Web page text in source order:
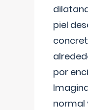
piel
por
normal